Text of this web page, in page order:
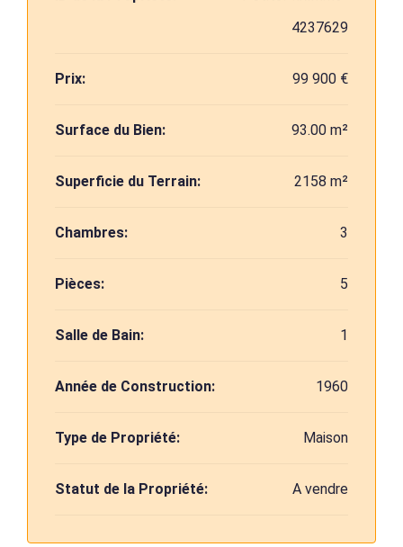
4237629
Prix: 99 900 €
Surface du Bien: 93.00 m²
Superficie du Terrain: 2158 m²
Chambres: 3
Pièces: 5
Salle de Bain: 1
Année de Construction: 1960
Type de Propriété: Maison
Statut de la Propriété: A vendre